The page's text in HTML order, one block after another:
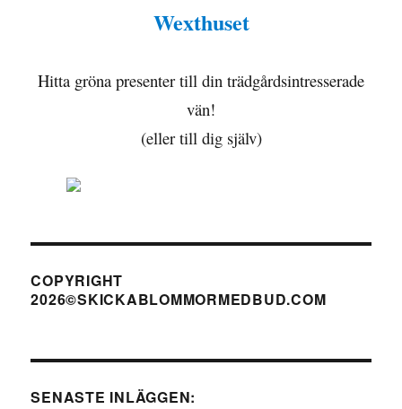
Wexthuset
Hitta gröna presenter till din trädgårdsintresserade
vän!
(eller till dig själv)
COPYRIGHT
2026©SKICKABLOMMORMEDBUD.COM
SENASTE INLÄGGEN: